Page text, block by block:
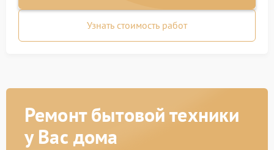
Узнать стоимость работ
Ремонт бытовой техники
у Вас дома